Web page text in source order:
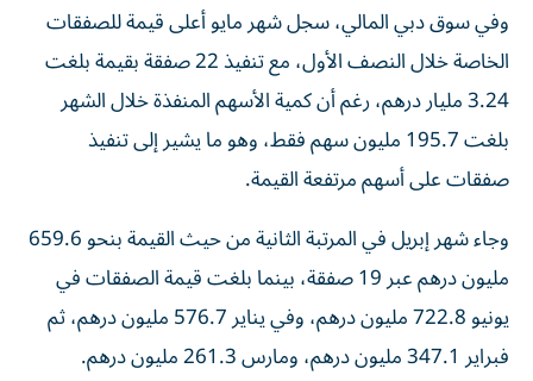
وفي سوق دبي المالي، سجل شهر مايو أعلى قيمة للصفقات
الخاصة خلال النصف الأول، مع تنفيذ 22 صفقة بقيمة بلغت
3.24 مليار درهم، رغم أن كمية الأسهم المنفذة خلال الشهر
بلغت 195.7 مليون سهم فقط، وهو ما يشير إلى تنفيذ
صفقات على أسهم مرتفعة القيمة.
وجاء شهر إبريل في المرتبة الثانية من حيث القيمة بنحو 659.6
مليون درهم عبر 19 صفقة، بينما بلغت قيمة الصفقات في
يونيو 722.8 مليون درهم، وفي يناير 576.7 مليون درهم، ثم
فبراير 347.1 مليون درهم، ومارس 261.3 مليون درهم.